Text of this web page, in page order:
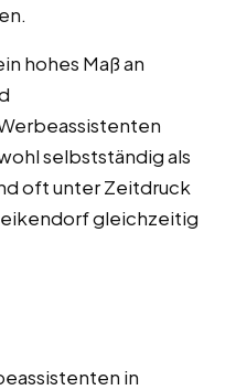
hohes Maß an
selbstständig als
oft unter Zeitdruck
gleichzeitig
in